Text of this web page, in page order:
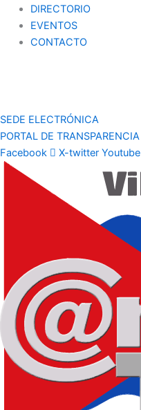
DIRECTORIO
EVENTOS
CONTACTO
SEDE ELECTRÓNICA
PORTAL DE TRANSPARENCIA
Facebook
X-twitter Youtube